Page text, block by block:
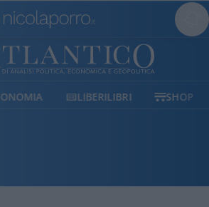
SHOP SOSTIENICI